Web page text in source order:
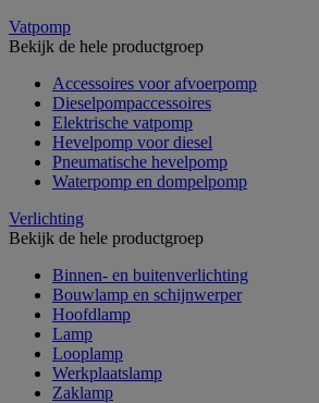
Vatpomp
Bekijk de hele productgroep
Accessoires voor afvoerpomp
Dieselpompaccessoires
Elektrische vatpomp
Hevelpomp voor diesel
Pneumatische hevelpomp
Waterpomp en dompelpomp
Verlichting
Bekijk de hele productgroep
Binnen- en buitenverlichting
Bouwlamp en schijnwerper
Hoofdlamp
Lamp
Looplamp
Werkplaatslamp
Zaklamp